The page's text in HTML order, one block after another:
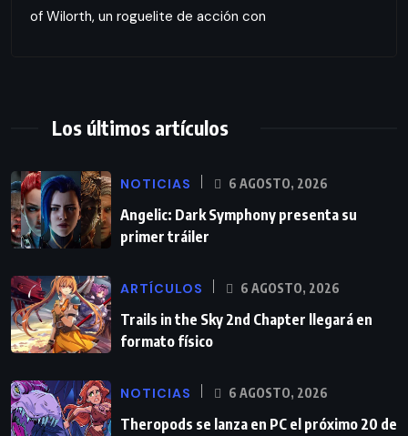
of Wilorth, un roguelite de acción con
Los últimos artículos
NOTICIAS 6 AGOSTO, 2026
Angelic: Dark Symphony presenta su
primer tráiler
ARTÍCULOS 6 AGOSTO, 2026
Trails in the Sky 2nd Chapter llegará en
formato físico
NOTICIAS 6 AGOSTO, 2026
Theropods se lanza en PC el próximo 20 de